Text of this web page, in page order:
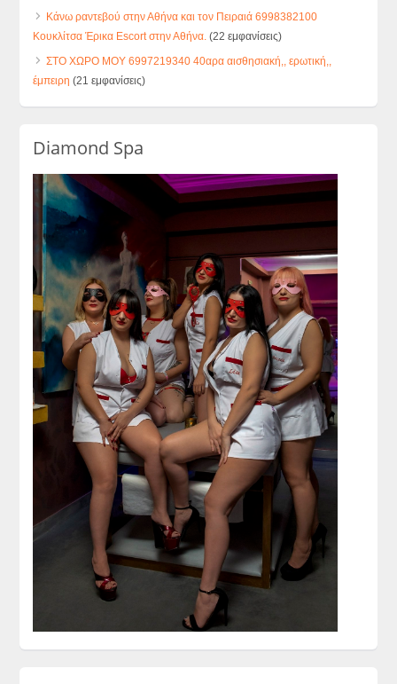
Κάνω ραντεβού στην Αθήνα και τον Πειραιά 6998382100
Κουκλίτσα Έρικα Escort στην Αθήνα. (22 εμφανίσεις)
ΣΤΟ ΧΩΡΟ ΜΟΥ 6997219340 40αρα αισθησιακή,, ερωτική,,
έμπειρη (21 εμφανίσεις)
Diamond Spa